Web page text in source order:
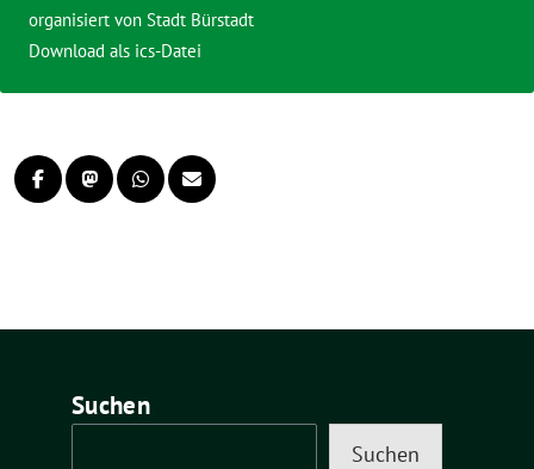
organisiert von Stadt Bürstadt
Download als ics-Datei
Suchen
Suchen